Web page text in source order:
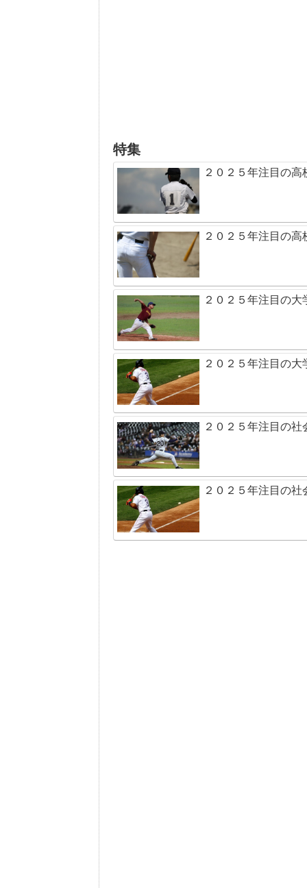
特集
２０２５年注目の
２０２５年注目の
２０２５年注目の
２０２５年注目の
２０２５年注目の
２０２５年注目の